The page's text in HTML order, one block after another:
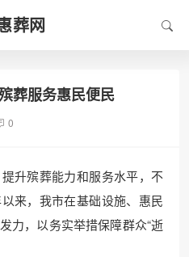
葬网
葬服务惠民便民
0
升殡葬能力和服务水平，不
来，我市在基础设施、惠民
力，以务实举措保障群众“逝